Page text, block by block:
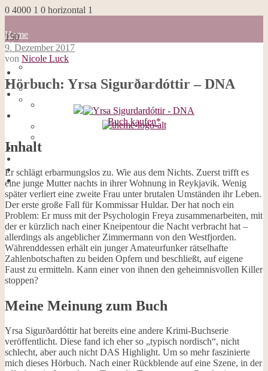
0 4000 1 0 horizontal 1
Home
Blog
about me
Impressum
Datenschutzerklärung
Galerie
Opal-Abos
Strickblogs
Hörbücher
150
Home
Blog
about me
100 Dinge
Datenschutzerklärung
Galerie
Strickblogs
Hörbücher
9. Dezember 2017
von Nicole Luck
Hörbuch: Yrsa Sigurðardóttir – DNA
Buch kaufen*
Inhalt
Er schlägt erbarmungslos zu. Wie aus dem Nichts. Zuerst trifft es
eine junge Mutter nachts in ihrer Wohnung in Reykjavik. Wenig
später verliert eine zweite Frau unter brutalen Umständen ihr Leben.
Der erste große Fall für Kommissar Huldar. Der hat noch ein
Problem: Er muss mit der Psychologin Freya zusammenarbeiten, mit
der er kürzlich nach einer Kneipentour die Nacht verbracht hat –
allerdings als angeblicher Zimmermann von den Westfjorden.
Währenddessen erhält ein junger Amateurfunker rätselhafte
Zahlenbotschaften zu beiden Opfern und beschließt, auf eigene
Faust zu ermitteln. Kann einer von ihnen den geheimnisvollen Killer
stoppen?
Meine Meinung zum Buch
Yrsa Sigurðardóttir hat bereits eine andere Krimi-Buchserie
veröffentlicht. Diese fand ich eher so „typisch nordisch“, nicht
schlecht, aber auch nicht DAS Highlight. Um so mehr faszinierte
mich dieses Hörbuch. Nach einer Rückblende auf eine Szene, in der